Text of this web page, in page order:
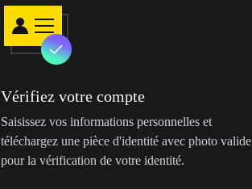
Vérifiez votre compte
Saisissez vos informations personnelles et
téléchargez une pièce d'identité avec photo valide
pour la vérification de votre identité.